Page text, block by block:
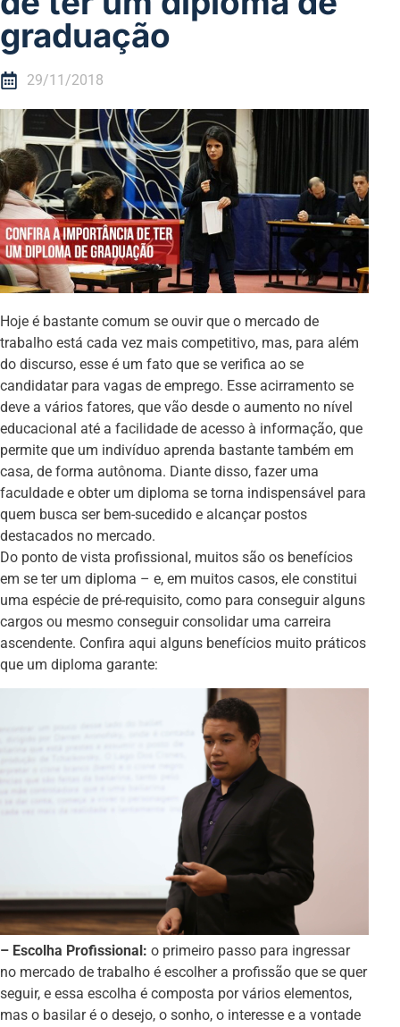
graduação
29/11/2018
Hoje é bastante comum se ouvir que o mercado de
trabalho está cada vez mais competitivo, mas, para além
do discurso, esse é um fato que se verifica ao se
candidatar para vagas de emprego. Esse acirramento se
deve a vários fatores, que vão desde o aumento no nível
educacional até a facilidade de acesso à informação, que
permite que um indivíduo aprenda bastante também em
casa, de forma autônoma. Diante disso, fazer uma
faculdade e obter um diploma se torna indispensável para
quem busca ser bem-sucedido e alcançar postos
destacados no mercado.
Do ponto de vista profissional, muitos são os benefícios
em se ter um diploma – e, em muitos casos, ele constitui
uma espécie de pré-requisito, como para conseguir alguns
cargos ou mesmo conseguir consolidar uma carreira
ascendente. Confira aqui alguns benefícios muito práticos
que um diploma garante:
– Escolha Profissional: o primeiro passo para ingressar
no mercado de trabalho é escolher a profissão que se quer
seguir, e essa escolha é composta por vários elementos,
mas o basilar é o desejo, o sonho, o interesse e a vontade